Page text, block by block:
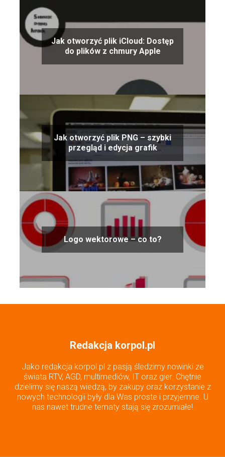
Jak otworzyć plik iCloud: Dostęp
do plików z chmury Apple
Jak otworzyć plik PNG – szybki
przegląd i edycja grafik
Logo wektorowe – co to?
Redakcja korpol.pl
Jako redakcja korpol.pl z pasją śledzimy nowinki ze
świata RTV, AGD, multimediów, IT oraz gier. Chętnie
dzielimy się naszą wiedzą, by zakupy oraz korzystanie z
nowych technologii były dla Was proste i przyjemne. U
nas nawet trudne tematy stają się zrozumiałe!